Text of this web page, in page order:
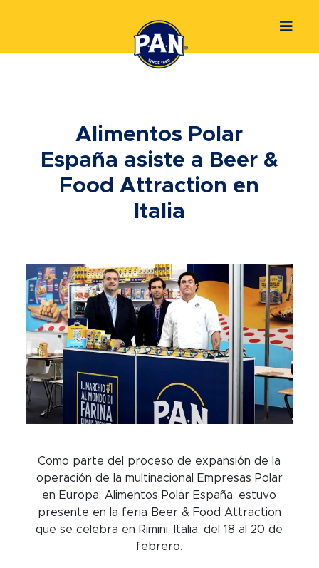
Alimentos Polar
España asiste a Beer &
Food Attraction en
Italia
Como parte del proceso de expansión de la
operación de la multinacional Empresas Polar
en Europa, Alimentos Polar España, estuvo
presente en la feria Beer & Food Attraction
que se celebra en Rimini, Italia, del 18 al 20 de
febrero.